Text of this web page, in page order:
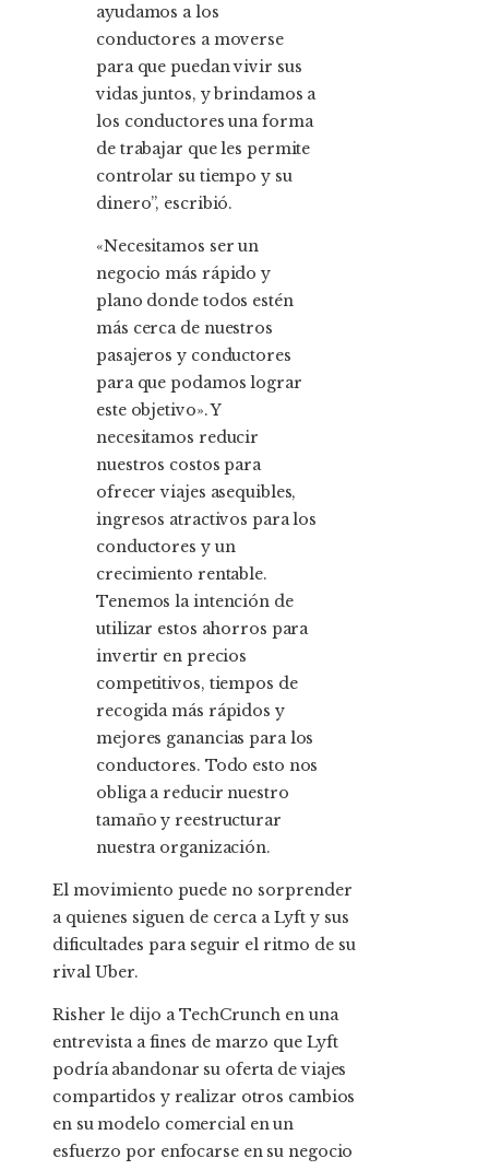
ayudamos a los
conductores a moverse
para que puedan vivir sus
vidas juntos, y brindamos a
los conductores una forma
de trabajar que les permite
controlar su tiempo y su
dinero”, escribió.
«Necesitamos ser un
negocio más rápido y
plano donde todos estén
más cerca de nuestros
pasajeros y conductores
para que podamos lograr
este objetivo». Y
necesitamos reducir
nuestros costos para
ofrecer viajes asequibles,
ingresos atractivos para los
conductores y un
crecimiento rentable.
Tenemos la intención de
utilizar estos ahorros para
invertir en precios
competitivos, tiempos de
recogida más rápidos y
mejores ganancias para los
conductores. Todo esto nos
obliga a reducir nuestro
tamaño y reestructurar
nuestra organización.
El movimiento puede no sorprender
a quienes siguen de cerca a Lyft y sus
dificultades para seguir el ritmo de su
rival Uber.
Risher le dijo a TechCrunch en una
entrevista a fines de marzo que Lyft
podría abandonar su oferta de viajes
compartidos y realizar otros cambios
en su modelo comercial en un
esfuerzo por enfocarse en su negocio